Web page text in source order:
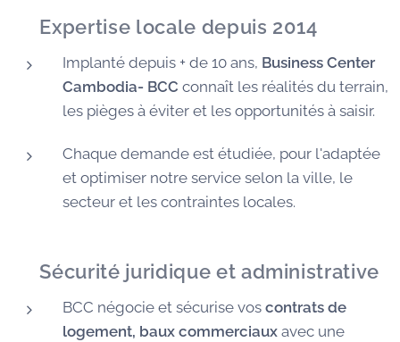
Expertise locale depuis 2014
Implanté depuis + de 10 ans, Business Center
Cambodia- BCC connaît les réalités du terrain,
les pièges à éviter et les opportunités à saisir.
Chaque demande est étudiée, pour l'adaptée
et optimiser notre service selon la ville, le
secteur et les contraintes locales.
🛡️Sécurité juridique et administrative
BCC négocie et sécurise vos contrats de
logement, baux commerciaux avec une